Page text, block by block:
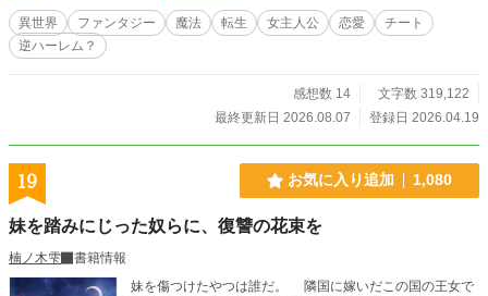
異世界 ファンタジー 魔法 転生 女主人公 恋愛
チート
逆ハーレム？
感想数 14
文字数 319,122
最終更新日 2026.08.07
登録日 2026.04.19
19 お気に入り追加 1,080
妹を踏みにじった奴らに、復讐の花束を
楠ノ木雫
書籍情報
妹を傷つけたやつは誰だ。 隣国に嫁いだこの国の王女で